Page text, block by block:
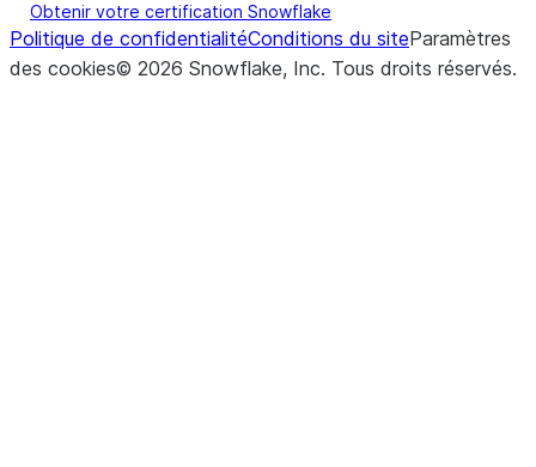
Obtenir votre certification Snowflake
Politique de confidentialitéConditions du siteParamètres
des cookies© 2026 Snowflake, Inc. Tous droits réservés.